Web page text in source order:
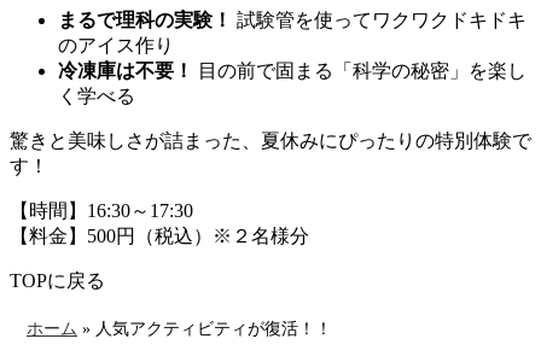
まるで理科の実験！ 試験管を使ってワクワクドキドキ
のアイス作り
冷凍庫は不要！
目の前で固まる「科学の秘密」を楽し
く学べる
驚きと美味しさが詰まった、夏休みにぴったりの特別体験で
す！
【時間】16:30～17:30
【料金】500円（税込）※２名様分
TOPに戻る
ホーム » 人気アクティビティが復活！！